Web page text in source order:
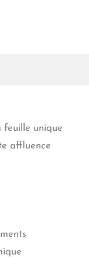
feuille unique
affluence